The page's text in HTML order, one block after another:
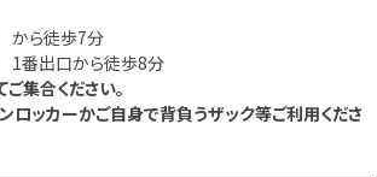
ら徒歩7分
番出口から徒歩8分
集合ください。
ッカーかご自身で背負うザック等ご利用くださ